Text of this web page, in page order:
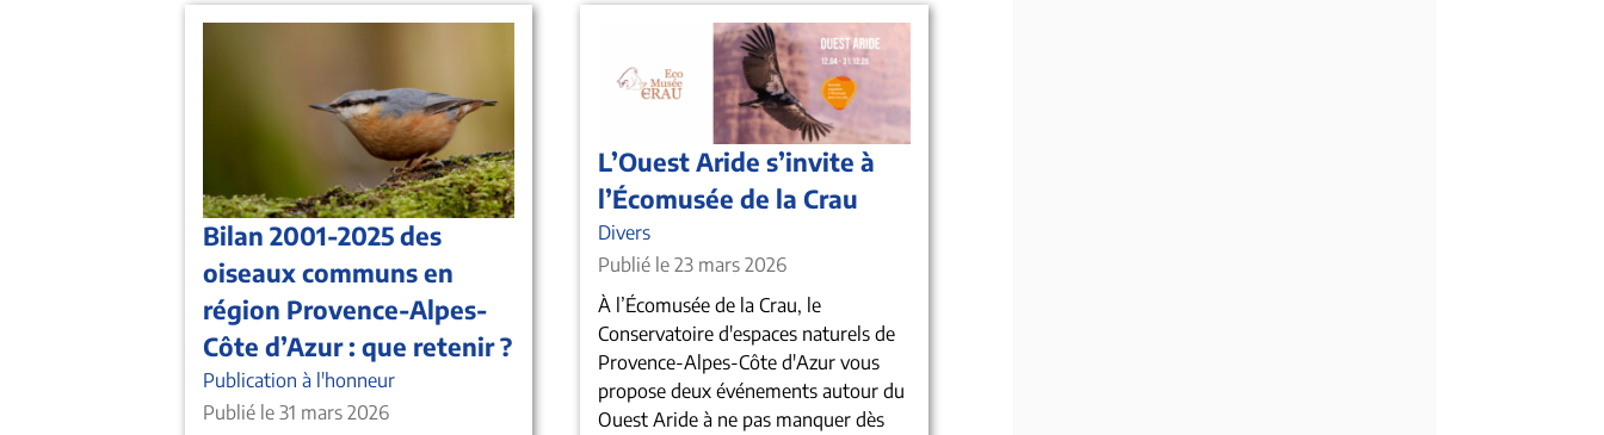
Bilan 2001-2025 des
oiseaux communs en
région Provence-Alpes-
Côte d’Azur : que retenir ?
Publication à l'honneur
Publié le 31 mars 2026
L’Ouest Aride s’invite à
l’Écomusée de la Crau
Divers
Publié le 23 mars 2026
À l’Écomusée de la Crau, le
Conservatoire d'espaces naturels de
Provence-Alpes-Côte d'Azur vous
propose deux événements autour du
Ouest Aride à ne pas manquer dès